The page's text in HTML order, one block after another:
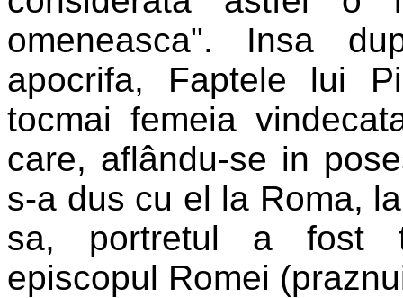
omeneasca". Insa
apocrifa, Faptele lui
tocmai femeia
care, aflându-se in
s-a dus cu el la Roma,
sa, portretul a fost
episcopul Romei